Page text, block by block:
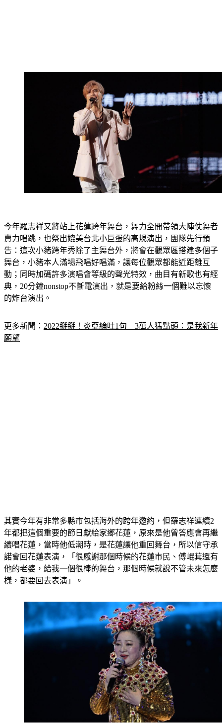
今年羅志祥又將站上花蓮跨年舞台，舞力全開帶領大陣仗舞者
賣力唱跳，也祭出媲美台北小巨蛋的高規演出，團隊先行預
告：這次小豬跨年秀除了主舞台外，將會在觀眾區搭建多個子
舞台，小豬本人滿場飛唱好唱滿，讓每位觀眾都能近距離互
動；同時加碼許多演唱會等級的聲光特效，曲目有新歌也有經
典，20分鐘nonstop不斷電演出，就是要給粉絲一個難以忘懷
的炸台演出。
更多新聞： 2022掰掰！炎亞綸吐1句　3萬人猛點頭：是我新年
願望
其實今年有非常多縣市包括海外的跨年邀約，但羅志祥連續2
年都把這個重要的節日獻給家鄉花蓮，原來是他曾答應會再繼
續唱花蓮，當時他低潮時，是花蓮讓他重回舞台，所以信守承
諾會回花蓮表演，「很感謝那個時候的花蓮市民、傅崐萁還有
他的老婆，給我一個很棒的舞台，那個時候就說不管未來怎麼
樣，都要回去表演」。